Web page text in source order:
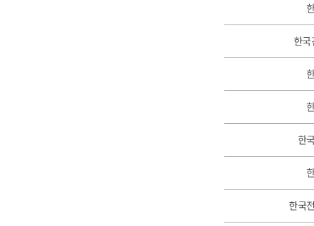
한국
한
한국